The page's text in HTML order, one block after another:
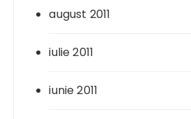
august 2011
iulie 2011
iunie 2011